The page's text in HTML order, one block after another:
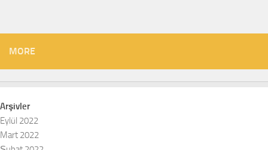
MORE
Arşivler
Eylül 2022
Mart 2022